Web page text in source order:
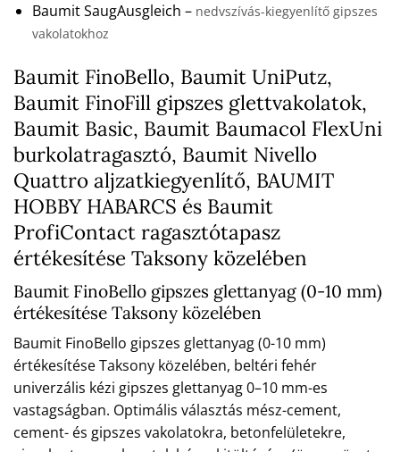
Baumit SaugAusgleich – nedvszívás-kiegyenlítő gipszes
vakolatokhoz
Baumit FinoBello, Baumit UniPutz,
Baumit FinoFill gipszes glettvakolatok,
Baumit Basic, Baumit Baumacol FlexUni
burkolatragasztó, Baumit Nivello
Quattro aljzatkiegyenlítő, BAUMIT
HOBBY HABARCS és Baumit
ProfiContact ragasztótapasz
értékesítése Taksony közelében
Baumit FinoBello gipszes glettanyag (0-10 mm)
értékesítése Taksony közelében
Baumit FinoBello gipszes glettanyag (0-10 mm)
értékesítése Taksony közelében, beltéri fehér
univerzális kézi gipszes glettanyag 0–10 mm-es
vastagságban. Optimális választás mész-cement,
cement- és gipszes vakolatokra, betonfelületekre,